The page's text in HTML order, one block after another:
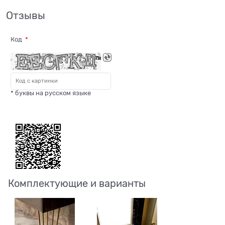
Отзывы
Код
* буквы на русском языке
Комплектующие и варианты